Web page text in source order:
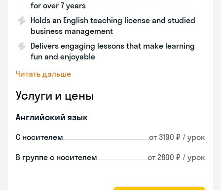
for over 7 years
Holds an English teaching license and studied
business management
Delivers engaging lessons that make learning
fun and enjoyable
Читать дальше
Услуги и цены
Английский язык
С носителем от 3190 ₽ / урок
В группе с носителем от 2800 ₽ / урок